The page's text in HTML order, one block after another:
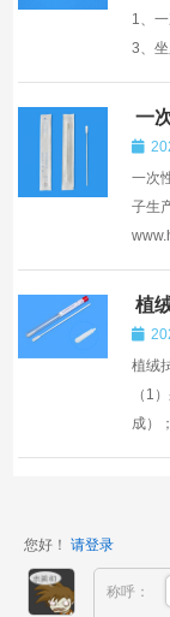
1、
3、
粪...
一
一次
子生
存液
植
植绒
（1
成）
您好！ 请登录
称呼：